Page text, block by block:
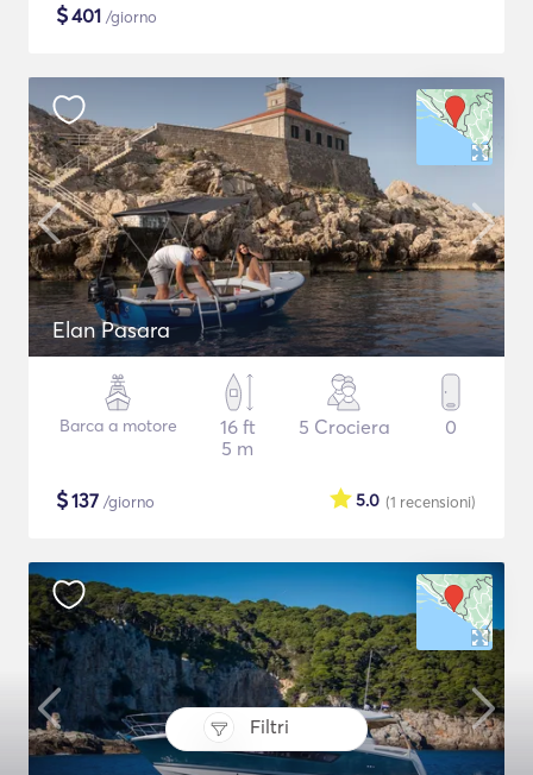
Filtri
$401 /giorno
Elan Pasara
Barca a motore
16 ft
5 m
5 Crociera 0
$137 /giorno (1 recensioni)
5.0